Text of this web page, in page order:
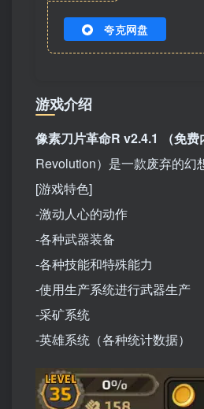
夸克网盘
游戏介绍
像素刀片革命R v2.4.1 （免费
Revolution）是一款废弃的幻
[游戏特色]
-激动人心的动作
-各种武器装备
-各种技能和特殊能力
-使用生产系统进行武器生产
-采矿系统
-英雄系统（各种统计数据）